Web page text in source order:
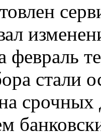
февраль
стали
срочных